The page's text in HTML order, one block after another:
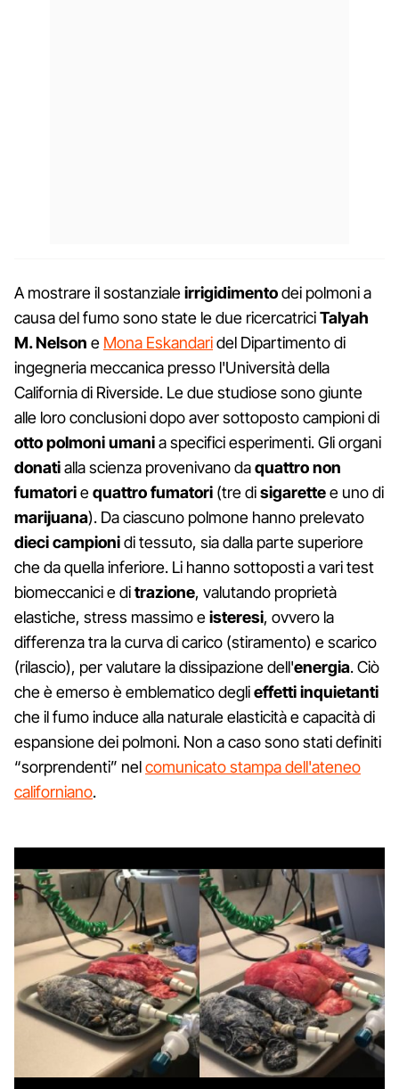
A mostrare il sostanzialeirrigidimentodei polmoni a
causa del fumo sono state le due ricercatriciTalyah
M. Nelson e Mona Eskandaridel Dipartimento di
ingegneria meccanica presso l'Università della
California di Riverside. Le due studiose sono giunte
alle loro conclusioni dopo aver sottoposto campioni di
otto polmoni umania specifici esperimenti. Gli organi
donatialla scienza provenivano daquattro non
fumatoriequattro fumatori (tre disigarettee uno di
marijuana). Da ciascuno polmone hanno prelevato
dieci campionidi tessuto, sia dalla parte superiore
che da quella inferiore. Li hanno sottoposti a vari test
biomeccanici e ditrazione, valutando proprietà
elastiche, stress massimo eisteresi, ovvero la
differenza tra la curva di carico (stiramento) e scarico
(rilascio), per valutare la dissipazione dell'energia. Ciò
che è emerso è emblematico deglieffetti inquietanti
che il fumo induce alla naturale elasticità e capacità di
espansione dei polmoni. Non a caso sono stati definiti
“sorprendenti” nelcomunicato stampa dell'ateneo
californiano.